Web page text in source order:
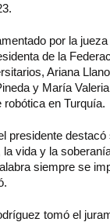
por la
de la
Ariana
y María
robótica en Turquía.
presidente
vida y la
siempre se
tomó el